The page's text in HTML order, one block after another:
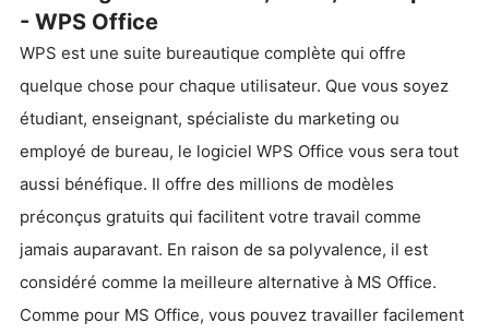
- WPS Office
WPS est une suite bureautique complète qui offre
quelque chose pour chaque utilisateur. Que vous soyez
étudiant, enseignant, spécialiste du marketing ou
employé de bureau, le logiciel WPS Office vous sera tout
aussi bénéfique. Il offre des millions de modèles
préconçus gratuits qui facilitent votre travail comme
jamais auparavant. En raison de sa polyvalence, il est
considéré comme la meilleure alternative à MS Office.
Comme pour MS Office, vous pouvez travailler facilement